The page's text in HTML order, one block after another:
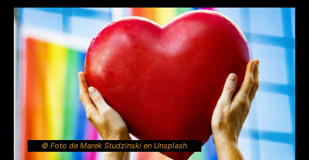
© Foto de Marek Studzinski en Unsplash